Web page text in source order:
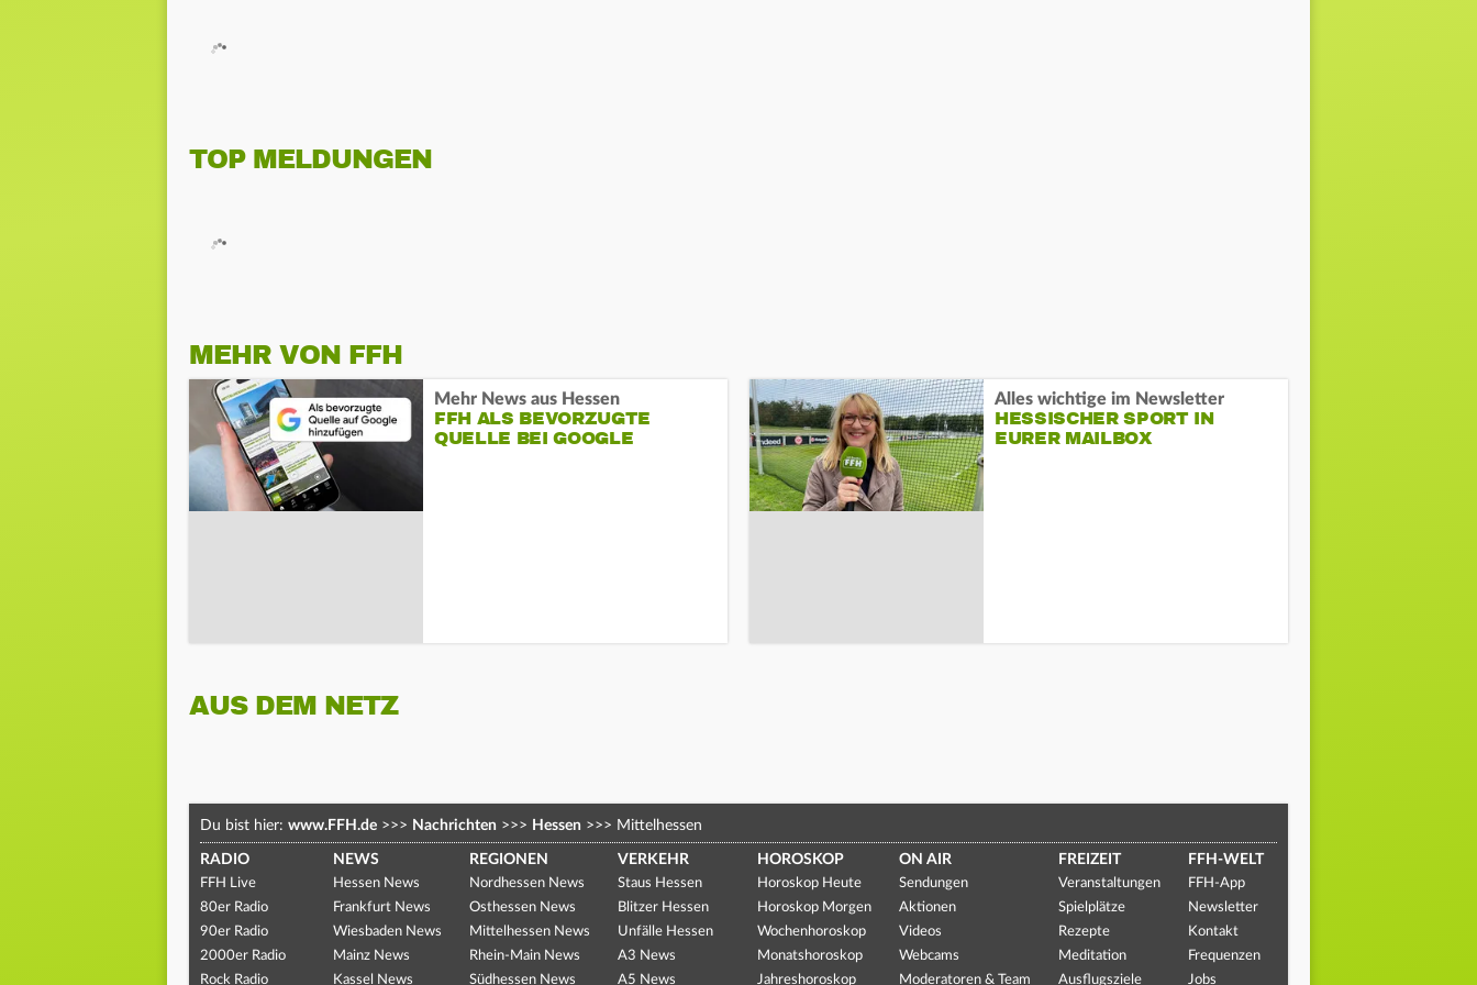
TOP MELDUNGEN
MEHR VON FFH
Mehr News aus Hessen
FFH ALS BEVORZUGTE
QUELLE BEI GOOGLE
Alles wichtige im Newsletter
HESSISCHER SPORT IN
EURER MAILBOX
AUS DEM NETZ
Du bist hier: www.FFH.de >>> Nachrichten >>> Hessen >>> Mittelhessen
RADIO
FFH Live
80er Radio
90er Radio
2000er Radio
Rock Radio
NEWS
Hessen News
Frankfurt News
Wiesbaden News
Mainz News
Kassel News
REGIONEN
Nordhessen News
Osthessen News
Mittelhessen News
Rhein-Main News
Südhessen News
VERKEHR
Staus Hessen
Blitzer Hessen
Unfälle Hessen
A3 News
A5 News
HOROSKOP
Horoskop Heute
Horoskop Morgen
Wochenhoroskop
Monatshoroskop
Jahreshoroskop
ON AIR
Sendungen
Aktionen
Videos
Webcams
Moderatoren & Team
FREIZEIT
Veranstaltungen
Spielplätze
Rezepte
Meditation
Ausflugsziele
FFH-WELT
FFH-App
Newsletter
Kontakt
Frequenzen
Jobs